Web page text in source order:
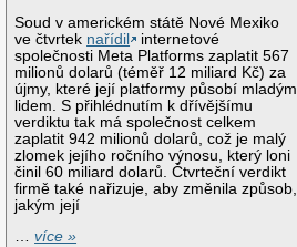
Soud v americkém státě Nové Mexiko
ve čtvrtek nařídil
internetové
společnosti Meta Platforms zaplatit 567
milionů dolarů (téměř 12 miliard Kč) za
újmy, které její platformy působí mladým
lidem. S přihlédnutím k dřívějšímu
verdiktu tak má společnost celkem
zaplatit 942 milionů dolarů, což je malý
zlomek jejího ročního výnosu, který loni
činil 60 miliard dolarů. Čtvrteční verdikt
firmě také nařizuje, aby změnila způsob,
jakým její
…více »